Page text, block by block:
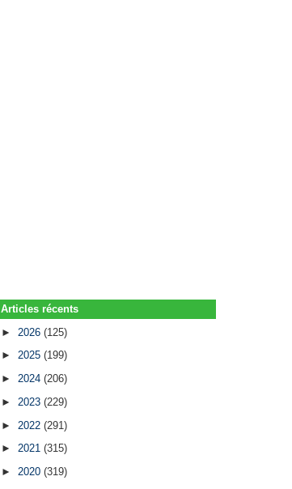
Articles récents
► 2026(125)
►2025(199)
►2024(206)
► 2023(229)
► 2022(291)
►2021(315)
►2020(319)